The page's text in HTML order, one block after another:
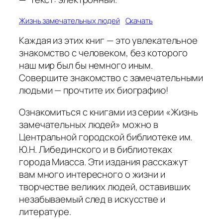
Жизнь замечательных людей Скачать
Каждая из этих книг — это увлекательное
знакомство с человеком, без которого
наш мир был бы немного иным.
Совершите знакомство с замечательными
людьми — прочтите их биографию!
Ознакомиться с книгами из серии «Жизнь
замечательных людей» можно в
Центральной городской библиотеке им.
Ю.Н. Либединского и в библиотеках
города Миасса. Эти издания расскажут
вам много интересного о жизни и
творчестве великих людей, оставивших
незабываемый след в искусстве и
литературе.